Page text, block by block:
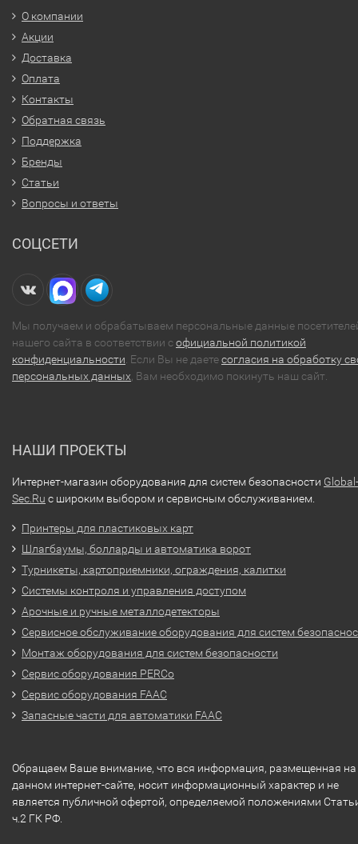
О компании
Акции
Доставка
Оплата
Контакты
Обратная связь
Поддержка
Бренды
Статьи
Вопросы и ответы
СОЦСЕТИ
Мы получаем и обрабатываем персональные данные
нашего сайта в соответствии софициальной политикой
конфиденциальности . Если Вы не даетесогласия на обработку
персональных данных , Вам необходимо покинуть наш сайт.
НАШИ ПРОЕКТЫ
Интернет-магазин оборудования для систем безопасности Global-
Sec.Ru с широким выбором и сервисным обслуживанием.
Принтеры для пластиковых карт
Шлагбаумы, болларды и автоматика ворот
Турникеты, картоприемники, ограждения, калитки
Системы контроля и управления доступом
Арочные и ручные металлодетекторы
Сервисное обслуживание оборудования для систем
Монтаж оборудования для систем безопасности
Сервис оборудования PERCo
Сервис оборудования FAAC
Запасные части для автоматики FAAC
Обращаем Ваше внимание, что вся информация, размещенная на
данном интернет-сайте, носит информационный характер и не
является публичной офертой, определяемой положениями
ч.2 ГК РФ.